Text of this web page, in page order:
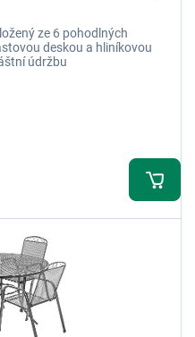
ze 6 pohodlných
deskou a hliníkovou
údržbu